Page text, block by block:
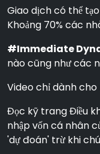
Giao dịch có thể
Khoảng 70% các
#Immediate
nào cũng như các
Video chỉ dành cho
Đọc kỹ trang Điều
nhập vốn cá nhân
'dự đoán' trừ khi